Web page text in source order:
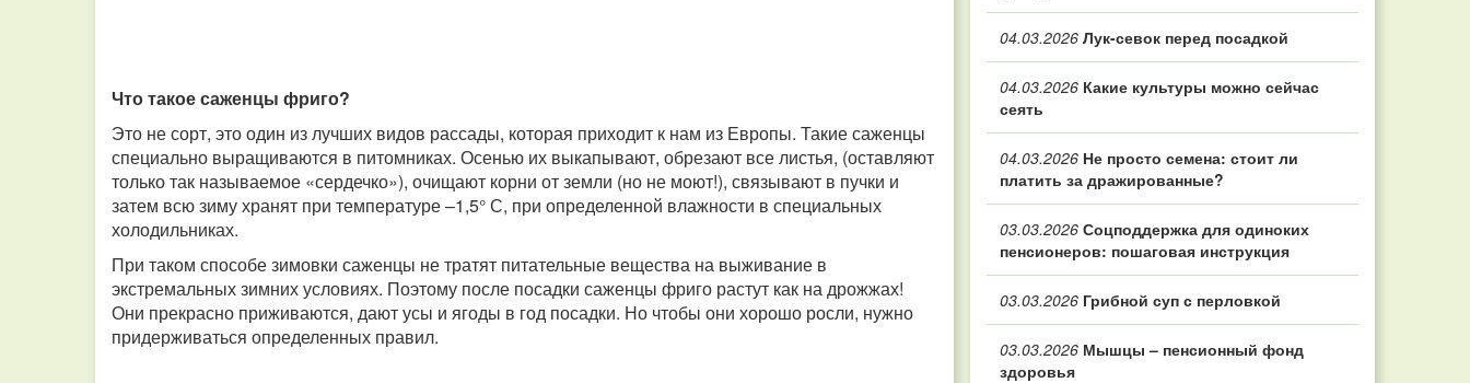
Что такое саженцы фриго?
Это не сорт, это один из лучших видов рассады, которая приходит к нам из Европы. Такие саженцы
специально выращиваются в питомниках. Осенью их выкапывают, обрезают все листья, (оставляют
только так называемое «сердечко»), очищают корни от земли (но не моют!), связывают в пучки и
затем всю зиму хранят при температуре –1,5° С, при определенной влажности в специальных
холодильниках.
При таком способе зимовки саженцы не тратят питательные вещества на выживание в
экстремальных зимних условиях. Поэтому после посадки саженцы фриго растут как на дрожжах!
Они прекрасно приживаются, дают усы и ягоды в год посадки. Но чтобы они хорошо росли, нужно
придерживаться определенных правил.
04.03.2026 Лук-севок перед посадкой
04.03.2026 Какие культуры можно сейчас
сеять
04.03.2026 Не просто семена: стоит ли
платить за дражированные?
03.03.2026 Соцподдержка для одиноких
пенсионеров: пошаговая инструкция
03.03.2026 Грибной суп с перловкой
03.03.2026 Мышцы – пенсионный фонд
здоровья